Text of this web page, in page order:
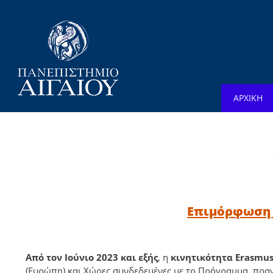
ΑΡΧΙΚΗ
Επιμόρφωση
Από τον Ιούνιο 2023 και εξής, η κινητικότητα